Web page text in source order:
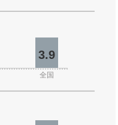
3.9
全国